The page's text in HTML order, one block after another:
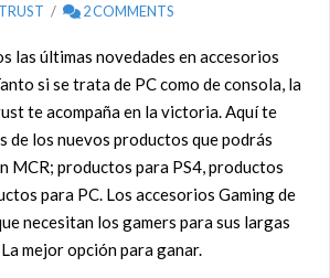
TRUST 2 COMMENTS
las últimas novedades en accesorios
si se trata de PC como de consola, la
te acompaña en la victoria. Aquí te
de los nuevos productos que podrás
MCR; productos para PS4, productos
para PC. Los accesorios Gaming de
necesitan los gamers para sus largas
mejor opción para ganar.